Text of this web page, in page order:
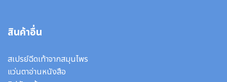
สินค้าอื่น
สเปรย์ฉีดเท้าจากสมุนไพร
แว่นตาอ่านหนังสือ